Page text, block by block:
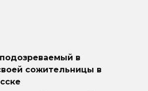
в
сожительницы в